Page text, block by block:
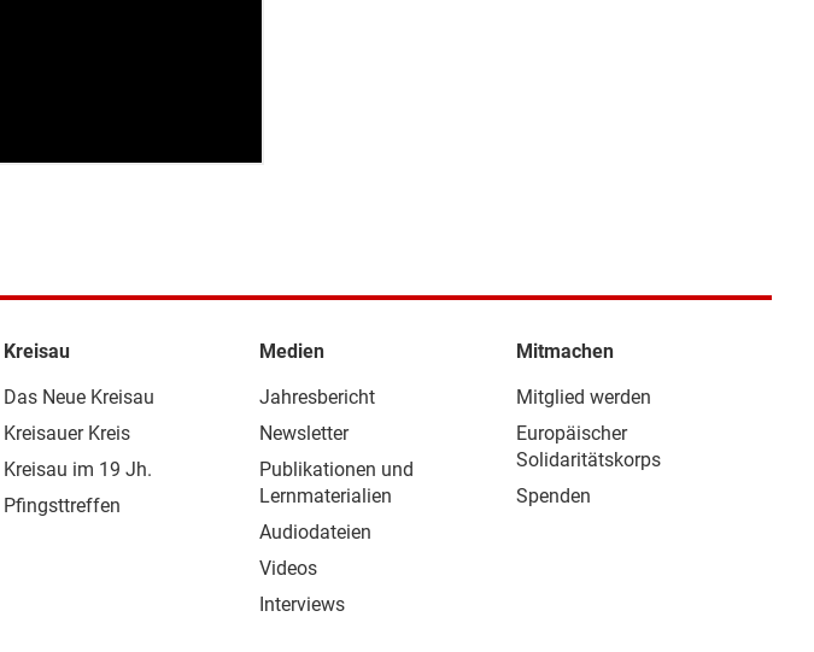
Kreisau
Das Neue Kreisau
Kreisauer Kreis
Kreisau im 19 Jh.
Pfingsttreffen
Medien
Jahresbericht
Newsletter
Publikationen und
Lernmaterialien
Audiodateien
Videos
Interviews
Mitmachen
Mitglied werden
Europäischer
Solidaritätskorps
Spenden